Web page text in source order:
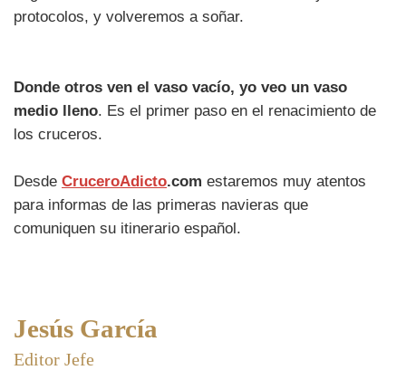
protocolos, y volveremos a soñar.
Donde otros ven el vaso vacío, yo veo un vaso
medio lleno. Es el primer paso en el renacimiento de
los cruceros.
Desde CruceroAdicto.com estaremos muy atentos
para informas de las primeras navieras que
comuniquen su itinerario español.
Jesús García
Editor Jefe